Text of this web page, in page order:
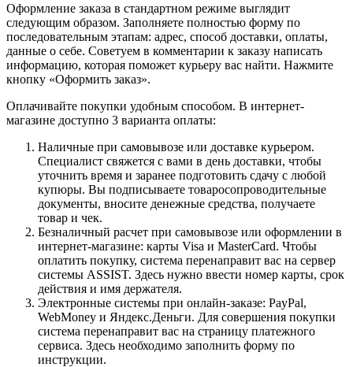
Оформление заказа в стандартном режиме выглядит
следующим образом. Заполняете полностью форму по
последовательным этапам: адрес, способ доставки, оплаты,
данные о себе. Советуем в комментарии к заказу написать
информацию, которая поможет курьеру вас найти. Нажмите
кнопку «Оформить заказ».
Оплачивайте покупки удобным способом. В интернет-
магазине доступно 3 варианта оплаты:
Наличные при самовывозе или доставке курьером.
Специалист свяжется с вами в день доставки, чтобы
уточнить время и заранее подготовить сдачу с любой
купюры. Вы подписываете товаросопроводительные
документы, вносите денежные средства, получаете
товар и чек.
Безналичный расчет при самовывозе или оформлении в
интернет-магазине: карты Visa и MasterCard. Чтобы
оплатить покупку, система перенаправит вас на сервер
системы ASSIST. Здесь нужно ввести номер карты, срок
действия и имя держателя.
Электронные системы при онлайн-заказе: PayPal,
WebMoney и Яндекс.Деньги. Для совершения покупки
система перенаправит вас на страницу платежного
сервиса. Здесь необходимо заполнить форму по
инструкции.